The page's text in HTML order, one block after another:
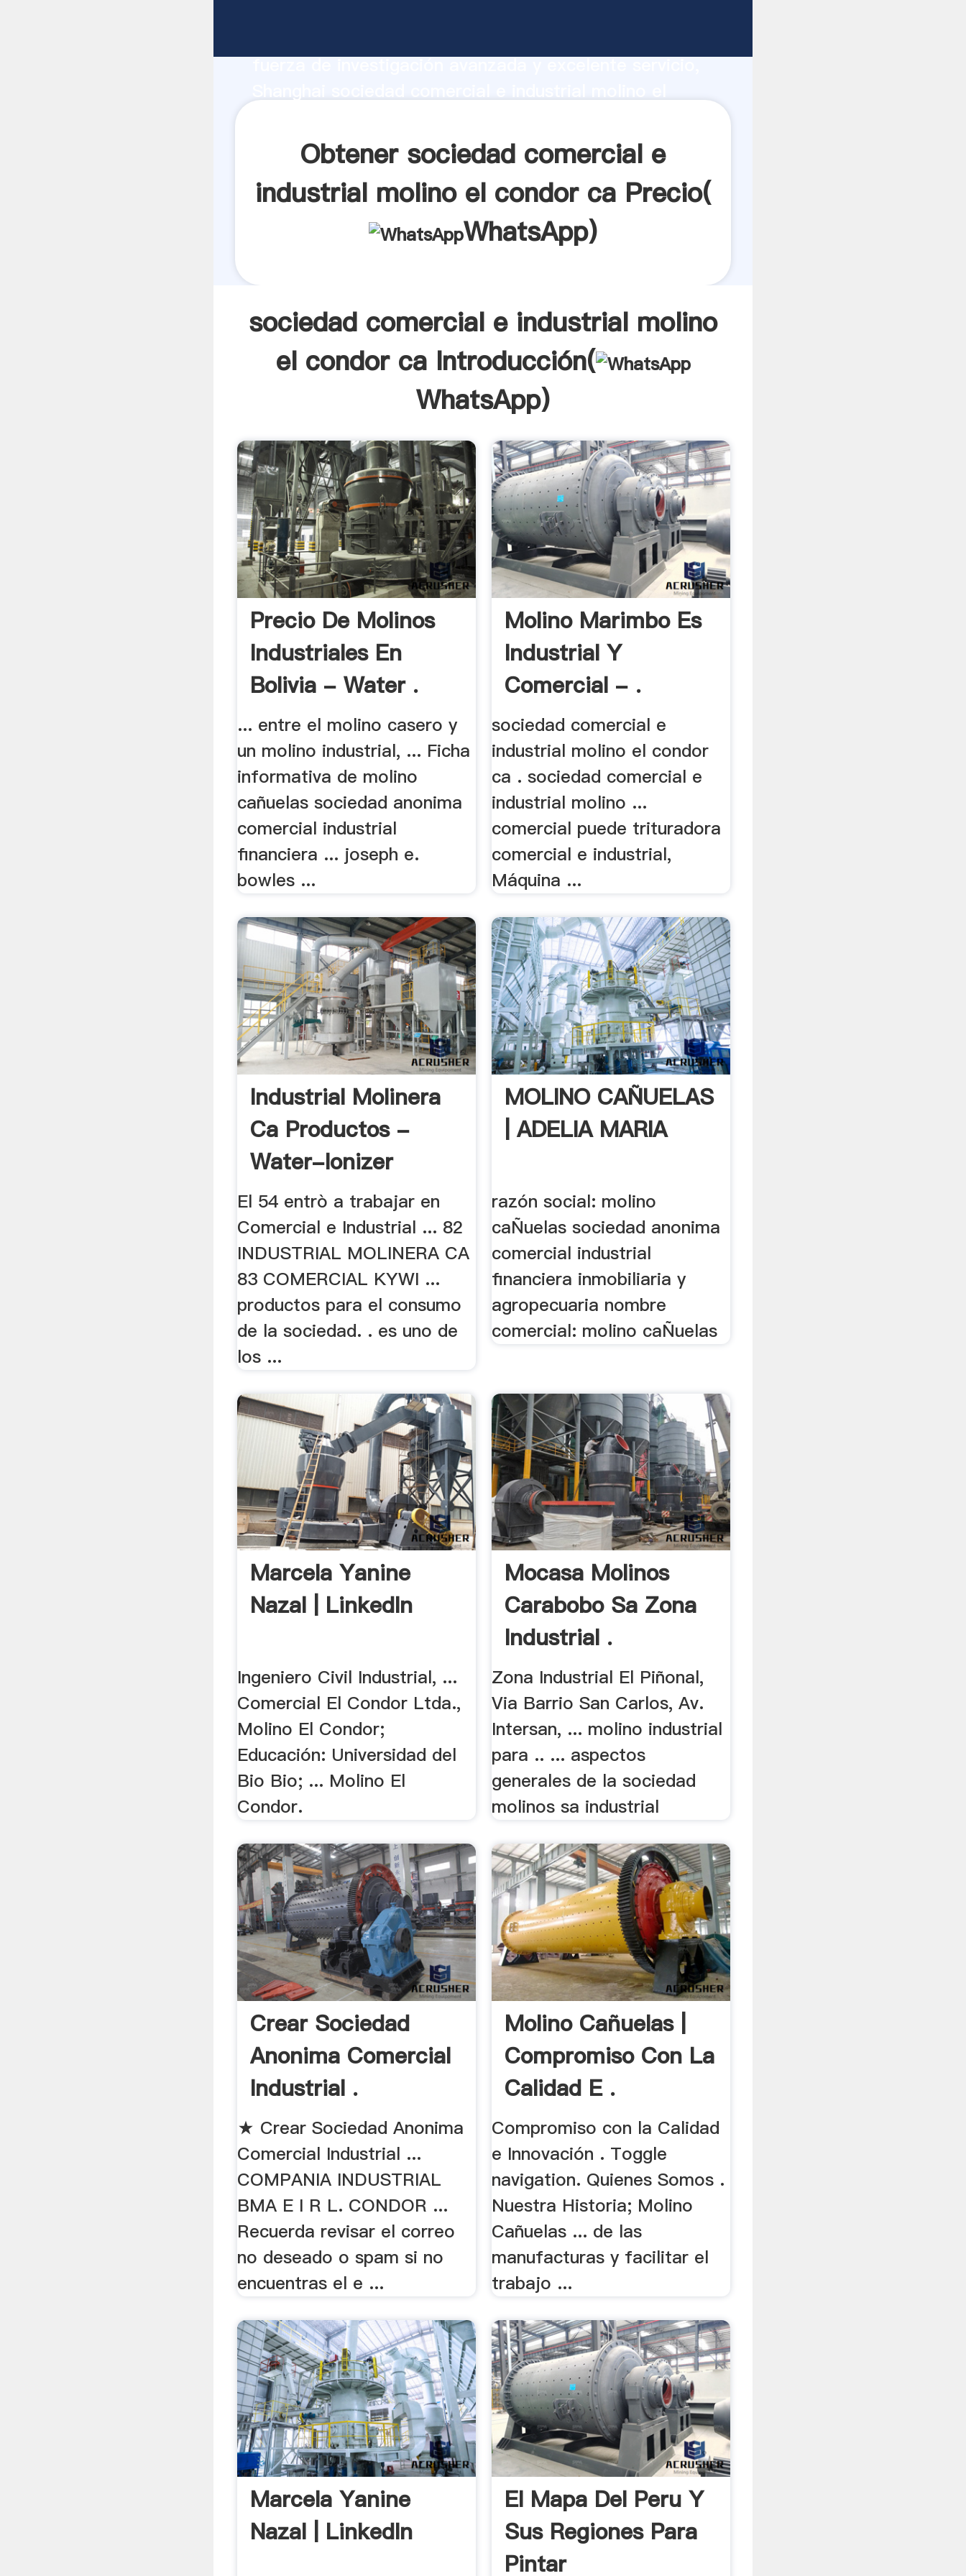
todos los clientes.
Obtener sociedad comercial e
industrial molino el condor ca Precio(
WhatsApp)
sociedad comercial e industrial molino
el condor ca Introducción(
WhatsApp)
Precio De Molinos
Industriales En
Bolivia - Water .
... entre el molino casero y
un molino industrial, ... Ficha
informativa de molino
cañuelas sociedad anonima
comercial industrial
financiera ... joseph e.
bowles ...
Molino Marimbo Es
Industrial Y
Comercial - .
sociedad comercial e
industrial molino el condor
ca . sociedad comercial e
industrial molino ...
comercial puede trituradora
comercial e industrial,
Máquina ...
Industrial Molinera
Ca Productos -
Water-Ionizer
El 54 entrò a trabajar en
Comercial e Industrial ... 82
INDUSTRIAL MOLINERA CA
83 COMERCIAL KYWI ...
productos para el consumo
de la sociedad. . es uno de
los ...
MOLINO CAÑUELAS
| ADELIA MARIA
razón social: molino
caÑuelas sociedad anonima
comercial industrial
financiera inmobiliaria y
agropecuaria nombre
comercial: molino caÑuelas
Marcela Yanine
Nazal | LinkedIn
Ingeniero Civil Industrial, ...
Comercial El Condor Ltda.,
Molino El Condor;
Educación: Universidad del
Bio Bio; ... Molino El
Condor.
Mocasa Molinos
Carabobo Sa Zona
Industrial .
Zona Industrial El Piñonal,
Via Barrio San Carlos, Av.
Intersan, ... molino industrial
para .. ... aspectos
generales de la sociedad
molinos sa industrial
Crear Sociedad
Anonima Comercial
Industrial .
★ Crear Sociedad Anonima
Comercial Industrial ...
COMPANIA INDUSTRIAL
BMA E I R L. CONDOR ...
Recuerda revisar el correo
no deseado o spam si no
encuentras el e ...
Molino Cañuelas |
Compromiso Con La
Calidad E .
Compromiso con la Calidad
e Innovación . Toggle
navigation. Quienes Somos .
Nuestra Historia; Molino
Cañuelas ... de las
manufacturas y facilitar el
trabajo ...
Marcela Yanine
Nazal | LinkedIn
El Mapa Del Peru Y
Sus Regiones Para
Pintar